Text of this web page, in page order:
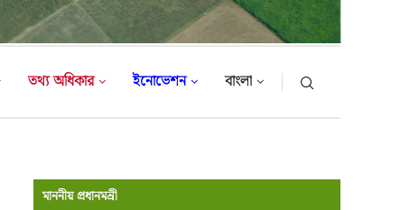
তথ্য অধিকার ইনোভেশন বাংলা
মাননীয় প্রধানমন্রী